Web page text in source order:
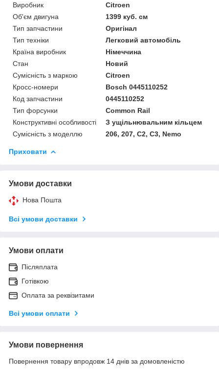
Виробник
Citroen
Об'єм двигуна
1399 куб. см
Тип запчастини
Оригінал
Тип техніки
Легковий автомобіль
Країна виробник
Німеччина
Стан
Новий
Сумісність з маркою
Citroen
Кросс-номери
Bosch 0445110252
Код запчастини
0445110252
Тип форсунки
Common Rail
Конструктивні особливості
З ущільнювальним кільцем
Сумісність з моделлю
206, 207, C2, C3, Nemo
Приховати
Умови доставки
Нова Пошта
Всі умови доставки
Умови оплати
Післяплата
Готівкою
Оплата за реквізитами
Всі умови оплати
Умови повернення
Повернення товару впродовж 14 днів за домовленістю